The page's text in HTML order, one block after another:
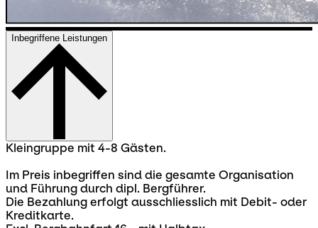
Inbegriffene Leistungen
Kleingruppe mit 4-8 Gästen.
Im Preis inbegriffen sind die gesamte Organisation
und Führung durch dipl. Bergführer.
Die Bezahlung erfolgt ausschliesslich mit Debit- oder
Kreditkarte.